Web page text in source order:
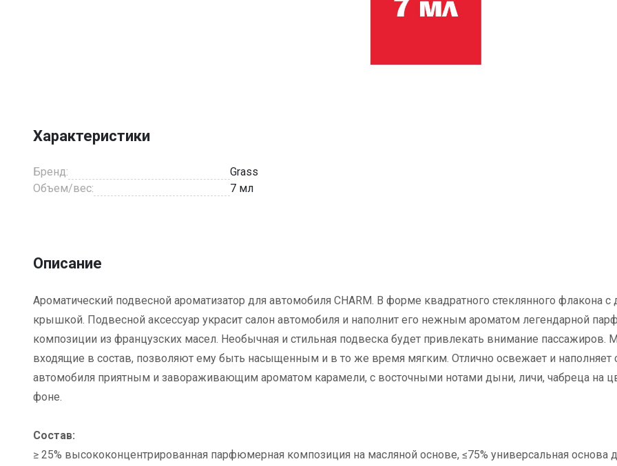
1
Характеристики
Бренд:
Grass
Объем/вес:
7 мл
Описание
Ароматический подвесной ароматизатор для автомобиля CHARM. В форме квадратного стеклянного флакона с
крышкой. Подвесной аксессуар украсит салон автомобиля и наполнит его нежным ароматом легендарной
композиции из французских масел. Необычная и стильная подвеска будет привлекать внимание пассажиров.
входящие в состав, позволяют ему быть насыщенным и в то же время мягким. Отлично освежает и наполняет
автомобиля приятным и завораживающим ароматом карамели, с восточными нотами дыни, личи, чабреца на
фоне.
Состав:
≥ 25% высококонцентрированная парфюмерная композиция на масляной основе, ≤75% универсальная основа